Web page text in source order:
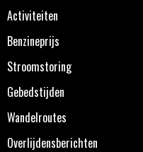
Activiteiten
Benzineprijs
Stroomstoring
Gebedstijden
Wandelroutes
Overlijdensberichten